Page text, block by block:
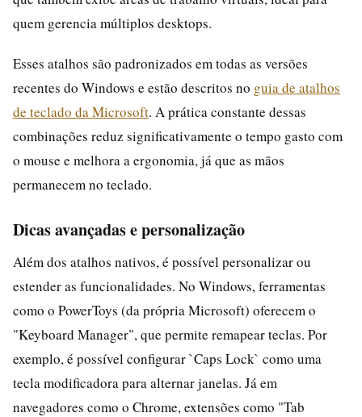
quem gerencia múltiplos desktops.
Esses atalhos são padronizados em todas as versões
recentes do Windows e estão descritos no guia de atalhos
de teclado da Microsoft. A prática constante dessas
combinações reduz significativamente o tempo gasto com
o mouse e melhora a ergonomia, já que as mãos
permanecem no teclado.
Dicas avançadas e personalização
Além dos atalhos nativos, é possível personalizar ou
estender as funcionalidades. No Windows, ferramentas
como o PowerToys (da própria Microsoft) oferecem o
"Keyboard Manager", que permite remapear teclas. Por
exemplo, é possível configurar `Caps Lock` como uma
tecla modificadora para alternar janelas. Já em
navegadores como o Chrome, extensões como "Tab